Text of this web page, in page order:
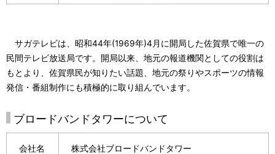
サガテレビは、昭和44年(1969年)4月に開局した佐賀県で唯一の
民間テレビ放送局です。開局以来、地元の報道機関としての役割は
もとより、佐賀県民が知りたい話題、地元の祭りやスポーツの情報
発信・番組制作にも積極的に取り組んでいます。
ブロードバンドタワーについて
会社名 株式会社ブロードバンドタワー